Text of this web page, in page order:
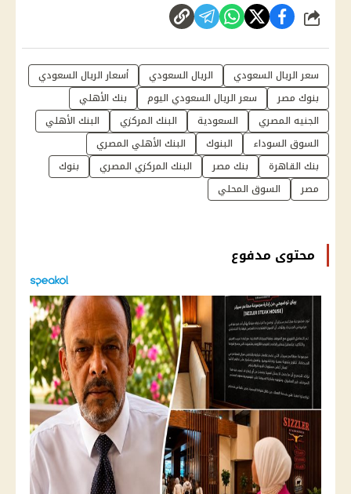
شارك
سعر الريال السعودي الريال السعودي
أسعار الريال السعودي
بنوك مصر
سعر الريال السعودي اليوم
بنك الأهلي
الجنيه المصري
السعودية البنك المركزي
البنك الأهلي
السوق السوداء
البنوك
البنك الأهلي المصري
بنك القاهرة
بنك مصر البنك المركزي المصري
بنوك
مصر
السوق المحلي
محتوى مدفوع